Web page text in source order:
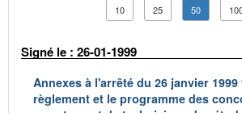
10 25 50
Signé le : 26-01-1999
Annexes à l'arrêté du 26 janvier
règlement et le programme des